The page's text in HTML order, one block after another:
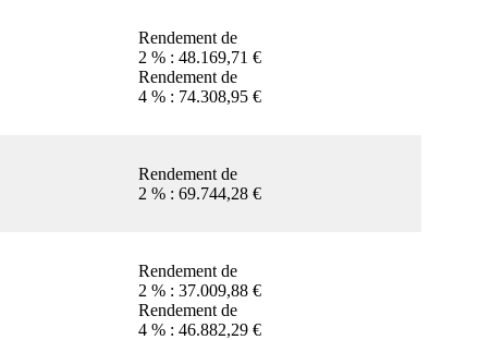
Rendement de
2 % : 48.169,71 €
Rendement de
4 % : 74.308,95 €
Rendement de
2 % : 69.744,28 €
Rendement de
2 % : 37.009,88 €
Rendement de
4 % : 46.882,29 €